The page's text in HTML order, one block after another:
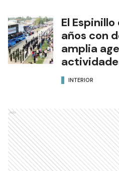
El Espinillo
años con
amplia
INTERIOR
Ads